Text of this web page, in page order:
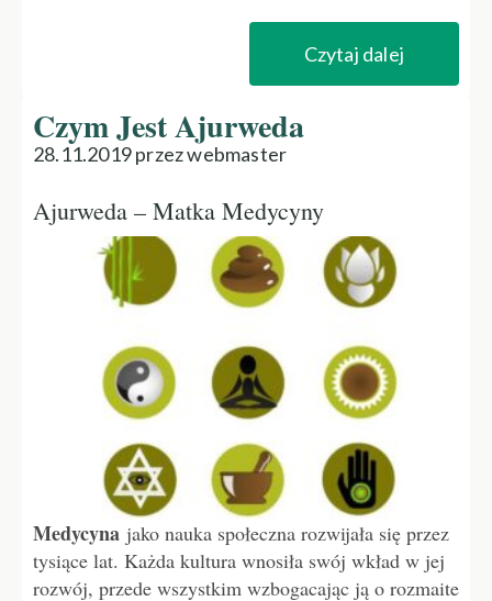
Czytaj dalej
Czym Jest Ajurweda
28.11.2019 przez webmaster
Ajurweda – Matka Medycyny
Medycyna jako nauka społeczna rozwijała się przez
tysiące lat. Każda kultura wnosiła swój wkład w jej
rozwój, przede wszystkim wzbogacając ją o rozmaite